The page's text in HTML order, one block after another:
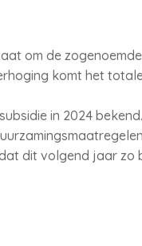
om de zogenoemde
komt het
in 2024 bekend.
dit volgend jaar zo